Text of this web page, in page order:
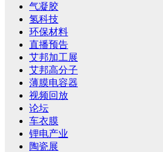
气凝胶
氢科技
环保材料
直播预告
艾邦加工展
艾邦高分子
薄膜电容器
视频回放
论坛
车衣膜
锂电产业
陶瓷展